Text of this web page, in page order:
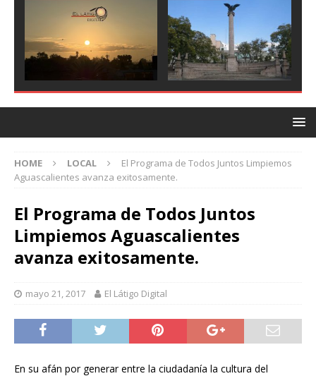
HOME LOCAL
El Programa de Todos Juntos Limpiemos
Aguascalientes avanza exitosamente.
El Programa de Todos Juntos
Limpiemos Aguascalientes
avanza exitosamente.
mayo 21, 2017 El Látigo Digital
En su afán por generar entre la ciudadanía la cultura del